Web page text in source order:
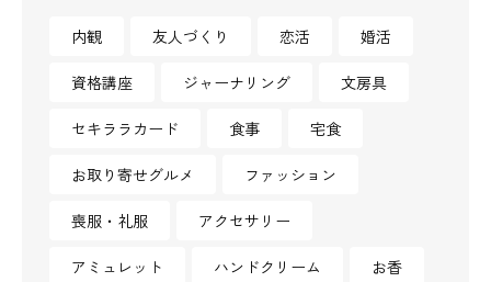
内観 友人づくり 恋活 婚活
資格講座 ジャーナリング 文房具
セキララカード 食事 宅食
お取り寄せグルメ ファッション
喪服・礼服 アクセサリー
アミュレット ハンドクリーム お香